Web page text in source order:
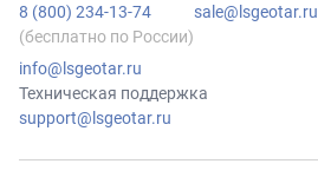
8 (800) 234-13-74
(бесплатно по России)
info@lsgeotar.ru
sale@lsgeotar.ru
Техническая поддержка
support@lsgeotar.ru